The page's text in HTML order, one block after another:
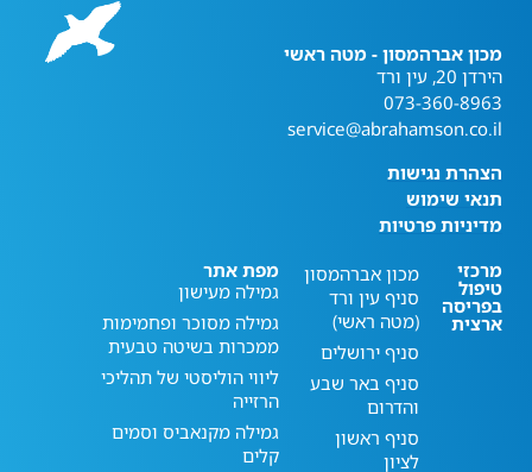
מכון אברהמסון - מטה ראשי
הירדן 20, עין ורד
073-360-8963
service@abrahamson.co.il
הצהרת נגישות
תנאי שימוש
מדיניות פרטיות
מרכזי
טיפול
בפריסה
ארצית
מכון אברהמסון
סניף עין ורד
(מטה ראשי)
סניף ירושלים
סניף באר שבע
והדרום
סניף ראשון
לציון
מפת אתר
גמילה מעישון
גמילה מסוכר ופחמימות
ממכרות בשיטה טבעית
ליווי הוליסטי של תהליכי
הרזייה
גמילה מקנאביס וסמים
קלים